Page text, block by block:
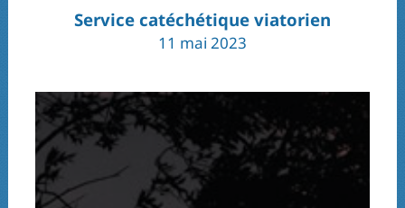
Service catéchétique viatorien
11 mai 2023